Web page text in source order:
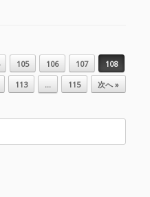
105 106 107
108
113 … 115 次へ »